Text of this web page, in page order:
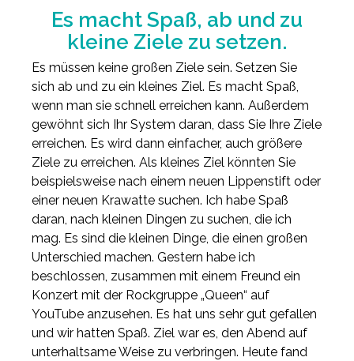
Es macht Spaß, ab und zu
kleine Ziele zu setzen.
Es müssen keine großen Ziele sein. Setzen Sie
sich ab und zu ein kleines Ziel. Es macht Spaß,
wenn man sie schnell erreichen kann. Außerdem
gewöhnt sich Ihr System daran, dass Sie Ihre Ziele
erreichen. Es wird dann einfacher, auch größere
Ziele zu erreichen. Als kleines Ziel könnten Sie
beispielsweise nach einem neuen Lippenstift oder
einer neuen Krawatte suchen. Ich habe Spaß
daran, nach kleinen Dingen zu suchen, die ich
mag. Es sind die kleinen Dinge, die einen großen
Unterschied machen. Gestern habe ich
beschlossen, zusammen mit einem Freund ein
Konzert mit der Rockgruppe „Queen“ auf
YouTube anzusehen. Es hat uns sehr gut gefallen
und wir hatten Spaß. Ziel war es, den Abend auf
unterhaltsame Weise zu verbringen. Heute fand